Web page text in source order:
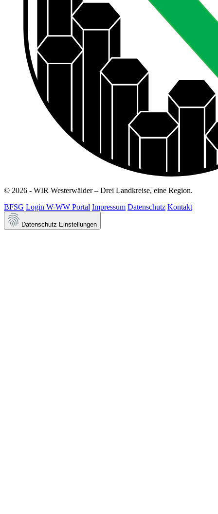
© 2026 - WIR Westerwälder – Drei Landkreise, eine Region.
BFSG Login W-WW Portal Impressum Datenschutz Kontakt
Datenschutz Einstellungen